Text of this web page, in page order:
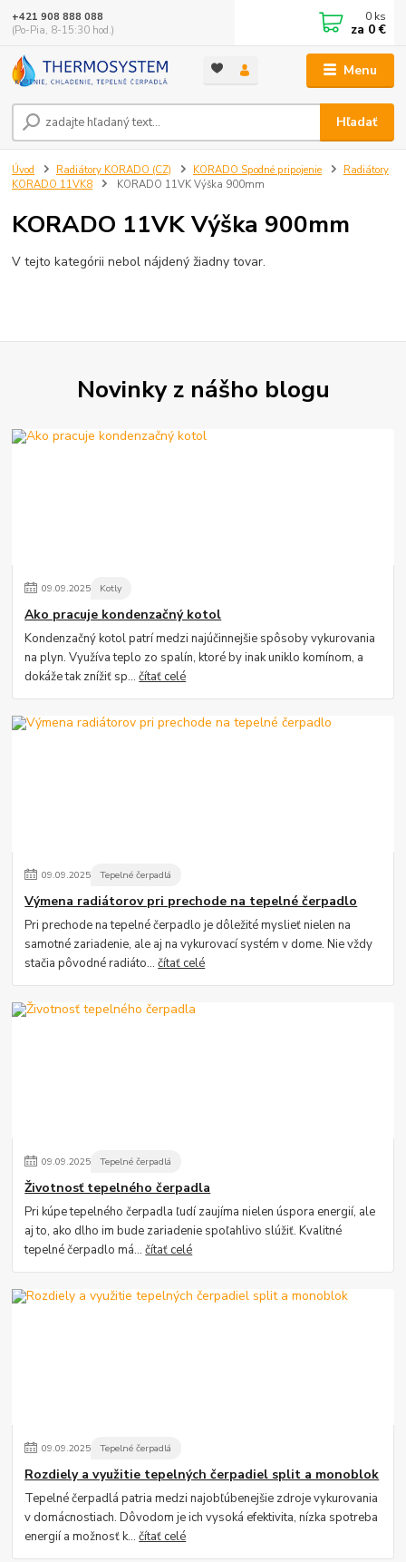
Menu
Hľadať
+421 908 888 088
(Po-Pia, 8-15:30 hod.)
0 ks
za 0 €
Úvod Radiátory KORADO (CZ) KORADO Spodné pripojenie
Radiátory
KORADO 11VK8
KORADO 11VK Výška 900mm
KORADO 11VK Výška 900mm
V tejto kategórii nebol nájdený žiadny tovar.
Novinky z nášho blogu
09.09.2025 Kotly
Ako pracuje kondenzačný kotol
Kondenzačný kotol patrí medzi najúčinnejšie spôsoby vykurovania
na plyn. Využíva teplo zo spalín, ktoré by inak uniklo komínom, a
dokáže tak znížiť sp...čítať celé
09.09.2025 Tepelné čerpadlá
Výmena radiátorov pri prechode na tepelné čerpadlo
Pri prechode na tepelné čerpadlo je dôležité myslieť nielen na
samotné zariadenie, ale aj na vykurovací systém v dome. Nie vždy
stačia pôvodné radiáto...čítať celé
09.09.2025 Tepelné čerpadlá
Životnosť tepelného čerpadla
Pri kúpe tepelného čerpadla ľudí zaujíma nielen úspora energií, ale
aj to, ako dlho im bude zariadenie spoľahlivo slúžiť. Kvalitné
tepelné čerpadlo má...čítať celé
09.09.2025 Tepelné čerpadlá
Rozdiely a využitie tepelných čerpadiel split a monoblok
Tepelné čerpadlá patria medzi najobľúbenejšie zdroje vykurovania
v domácnostiach. Dôvodom je ich vysoká efektivita, nízka spotreba
energií a možnosť k...čítať celé